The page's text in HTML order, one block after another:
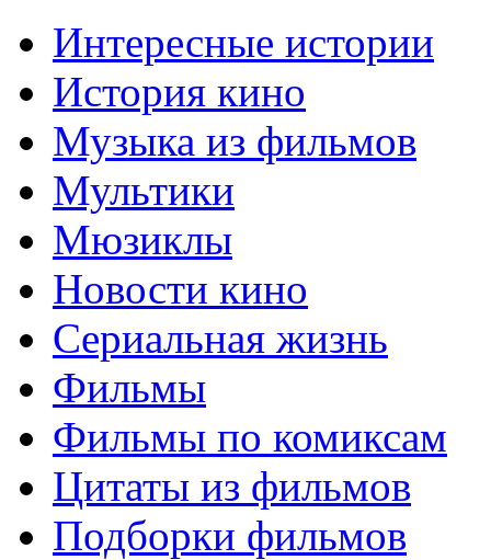
Интересные истории
История кино
Музыка из фильмов
Мультики
Мюзиклы
Новости кино
Сериальная жизнь
Фильмы
Фильмы по комиксам
Цитаты из фильмов
Подборки фильмов